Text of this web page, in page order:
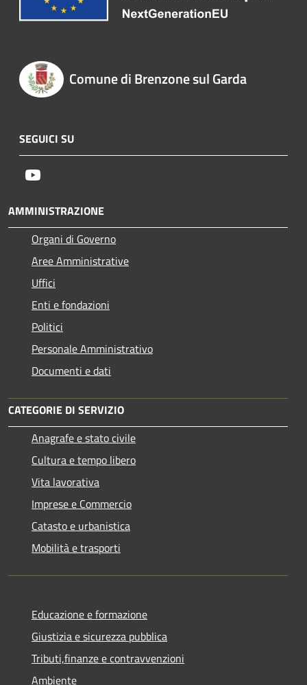
Comune di Brenzone sul Garda
SEGUICI SU
AMMINISTRAZIONE
Organi di Governo
Aree Amministrative
Uffici
Enti e fondazioni
Politici
Personale Amministrativo
Documenti e dati
CATEGORIE DI SERVIZIO
Anagrafe e stato civile
Cultura e tempo libero
Vita lavorativa
Imprese e Commercio
Catasto e urbanistica
Mobilità e trasporti
Educazione e formazione
Giustizia e sicurezza pubblica
Tributi,finanze e contravvenzioni
Ambiente